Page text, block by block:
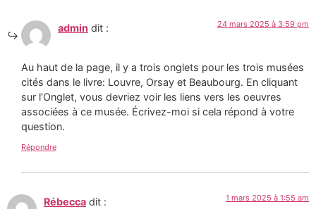
admin dit : 24 mars 2025 à 3:59 pm
Au haut de la page, il y a trois onglets pour les trois musées
cités dans le livre: Louvre, Orsay et Beaubourg. En cliquant
sur l’Onglet, vous devriez voir les liens vers les oeuvres
associées à ce musée. Écrivez-moi si cela répond à votre
question.
Répondre
Rébecca dit : 1 mars 2025 à 1:55 am